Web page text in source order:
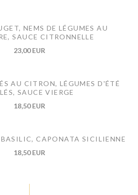
NEMS DE LÉGUMES AU
SAUCE CITRONNELLE
23,00 EUR
AU CITRON, LÉGUMES D'ÉTÉ
SAUCE VIERGE
18,50 EUR
CAPONATA SICILIENNE
18,50 EUR